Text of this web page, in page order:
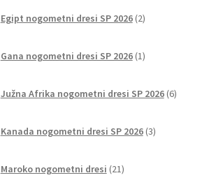
Egipt nogometni dresi SP 2026 2izdelka
Gana nogometni dresi SP 2026 1izdelek
Južna Afrika nogometni dresi SP 2026 6izdelkov
Kanada nogometni dresi SP 2026 3izdelki
Maroko nogometni dresi 21izdelkov